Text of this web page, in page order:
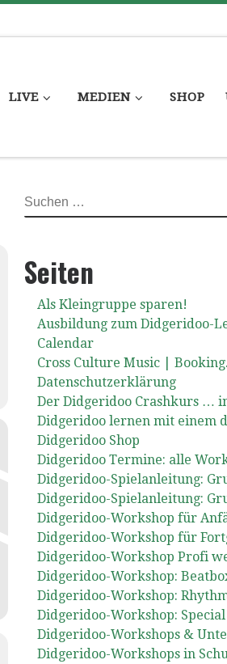
LIVE MEDIEN SHOP
SUCHE
Seiten
Als Kleingruppe sparen!
Ausbildung zum Didgeridoo-
Calendar
Cross Culture Music |
Datenschutzerklärung
Der Didgeridoo Crashkurs …
Didgeridoo lernen mit einem
Didgeridoo Shop
Didgeridoo Termine: alle
Didgeridoo-Spielanleitung:
Didgeridoo-Spielanleitung:
Didgeridoo-Workshop für
Didgeridoo-Workshop für
Didgeridoo-Workshop Profi
Didgeridoo-Workshop:
Didgeridoo-Workshop:
Didgeridoo-Workshop:
Didgeridoo-Workshops &
Didgeridoo-Workshops in